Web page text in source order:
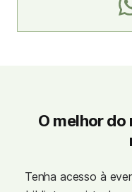
O melhor
Tenha acesso à